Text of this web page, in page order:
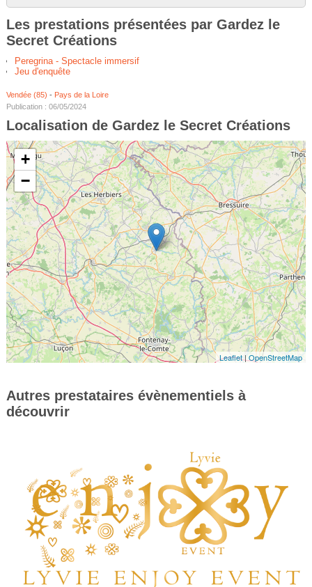
Les prestations présentées par Gardez le
Secret Créations
Peregrina - Spectacle immersif
Jeu d'enquête
Vendée (85) - Pays de la Loire
Publication : 06/05/2024
Localisation de Gardez le Secret Créations
+
−
Leaflet|OpenStreetMap
Autres prestataires évènementiels à
découvrir